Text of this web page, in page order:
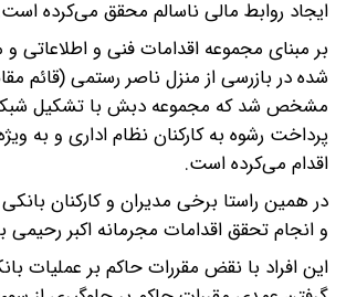
ایجاد روابط مالی ناسالم محقق می‌کرده
بر مبنای مجموعه اقدامات فنی و
شده در بازرسی از منزل ناصر رستمی (قائم
مشخص شد که مجموعه دبش با تشکیل
پرداخت رشوه به کارکنان نظام اداری و به
اقدام می‌کرده است.
در همین راستا برخی مدیران و کارکنان
و انجام تحقق اقدامات مجرمانه اکبر رحیمی
این افراد با نقض مقررات حاکم بر عملیات